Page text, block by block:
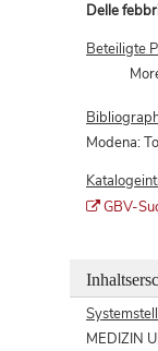
Delle
Beteiligte
Modena:
GBV-
MEDIZIN